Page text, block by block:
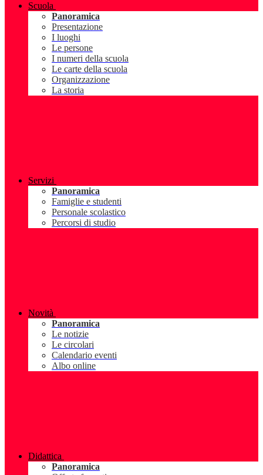
Scuola
Panoramica
Presentazione
I luoghi
Le persone
I numeri della scuola
Le carte della scuola
Organizzazione
La storia
Servizi
Panoramica
Famiglie e studenti
Personale scolastico
Percorsi di studio
Novità
Panoramica
Le notizie
Le circolari
Calendario eventi
Albo online
Didattica
Panoramica